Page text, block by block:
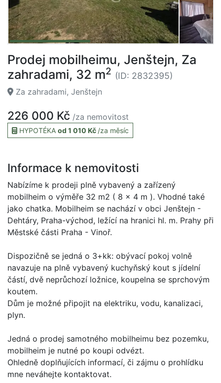
Prodej mobilheimu, Jenštejn, Za
zahradami, 32 m2 (ID: 2832395)
Za zahradami, Jenštejn
226 000 Kč /za nemovitost
HYPOTÉKA od 1 010 Kč /za měsíc
Informace k nemovitosti
Nabízíme k prodeji plně vybavený a zařízený
mobilheim o výměře 32 m2 ( 8 x 4 m ). Vhodné také
jako chatka. Mobilheim se nachází v obci Jenštejn -
Dehtáry, Praha-východ, ležící na hranici hl. m. Prahy při
Městské části Praha - Vinoř.
Dispozičně se jedná o 3+kk: obývací pokoj volně
navazuje na plně vybavený kuchyňský kout s jídelní
částí, dvě neprůchozí ložnice, koupelna se sprchovým
koutem.
Dům je možné připojit na elektriku, vodu, kanalizaci,
plyn.
Jedná o prodej samotného mobilheimu bez pozemku,
mobilheim je nutné po koupi odvézt.
Ohledně doplňujících informací, či zájmu o prohlídku
mne neváhejte kontaktovat.